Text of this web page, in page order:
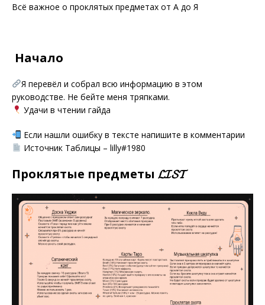
Всё важное о проклятых предметах от А до Я
Ѽ Начало
Я перевёл и собрал всю информацию в этом
руководстве. Не бейте меня тряпками.
Удачи в чтении гайда
Если нашли ошибку в тексте напишите в комментарии
Источник Таблицы – lilly#1980
Проклятые предметы 𝓛𝓘𝓢𝓣